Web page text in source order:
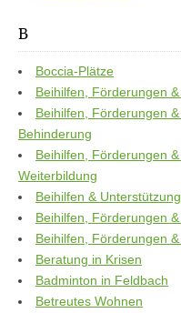
B
Boccia-Plätze
Beihilfen, Förderungen
Beihilfen, Förderungen
Behinderung
Beihilfen, Förderungen
Weiterbildung
Beihilfen &
Beihilfen, Förderungen
Beihilfen, Förderungen
Beratung in Krisen
Badminton in Feldbach
Betreutes Wohnen